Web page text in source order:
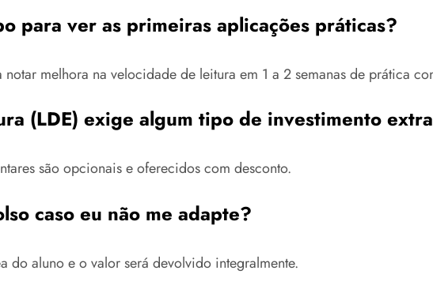
para ver as primeiras aplicações práticas?
melhora na velocidade de leitura em 1 a 2 semanas de prática
(LDE) exige algum tipo de investimento
são opcionais e oferecidos com desconto.
caso eu não me adapte?
do aluno e o valor será devolvido integralmente.